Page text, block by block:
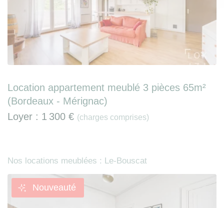
Location appartement meublé 3 pièces 65m²
(Bordeaux - Mérignac)
Loyer : 1 300 € (charges comprises)
Nos locations meublées : Le-Bouscat
Nouveauté